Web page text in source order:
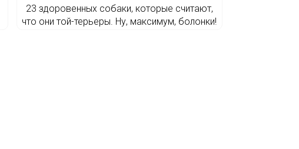
23 здоровенных собаки, которые считают,
что они той-терьеры. Ну, максимум, болонки!